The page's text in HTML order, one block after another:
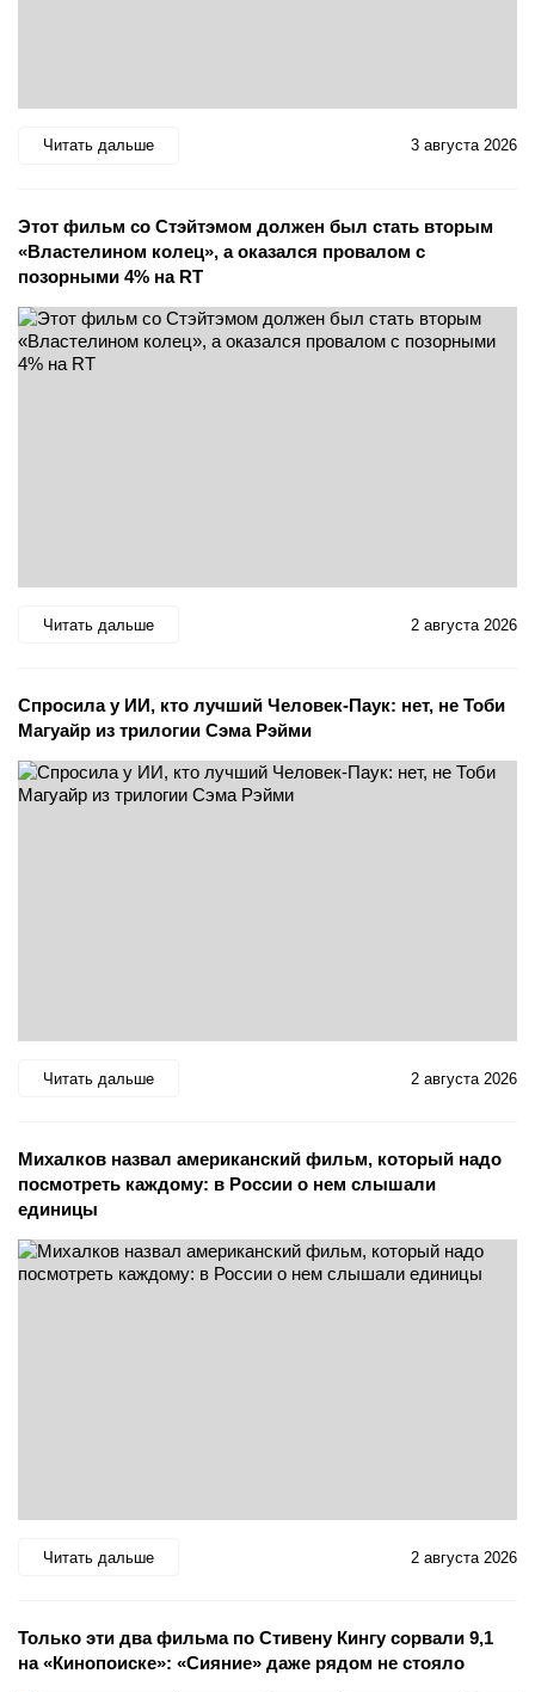
Читать дальше 3 августа 2026
Этот фильм со Стэйтэмом должен был стать вторым
«Властелином колец», а оказался провалом с
позорными 4% на RT
Читать дальше 2 августа 2026
Спросила у ИИ, кто лучший Человек-Паук: нет, не Тоби
Магуайр из трилогии Сэма Рэйми
Читать дальше 2 августа 2026
Михалков назвал американский фильм, который надо
посмотреть каждому: в России о нем слышали
единицы
Читать дальше 2 августа 2026
Только эти два фильма по Стивену Кингу сорвали 9,1
на «Кинопоиске»: «Сияние» даже рядом не стояло